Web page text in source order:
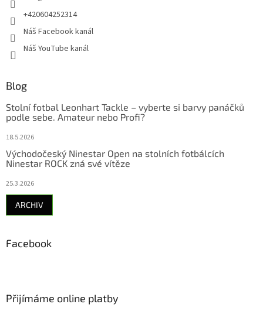
+420604252314
Náš Facebook kanál
Náš YouTube kanál
Blog
Stolní fotbal Leonhart Tackle – vyberte si barvy panáčků
podle sebe. Amateur nebo Profi?
18.5.2026
Východočeský Ninestar Open na stolních fotbálcích
Ninestar ROCK zná své vítěze
25.3.2026
ARCHIV
Facebook
Přijímáme online platby